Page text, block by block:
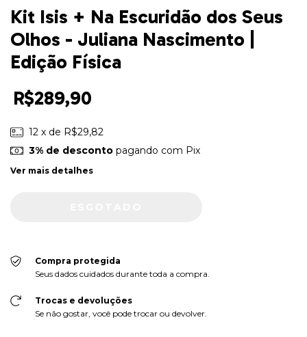
Kit Isis + Na Escuridão dos Seus
Olhos - Juliana Nascimento |
Edição Física
R$289,90
12 x de R$29,82
3% de descontopagando com Pix
Ver mais detalhes
Compra protegida
Seus dados cuidados durante toda a compra.
Trocas e devoluções
Se não gostar, você pode trocar ou devolver.